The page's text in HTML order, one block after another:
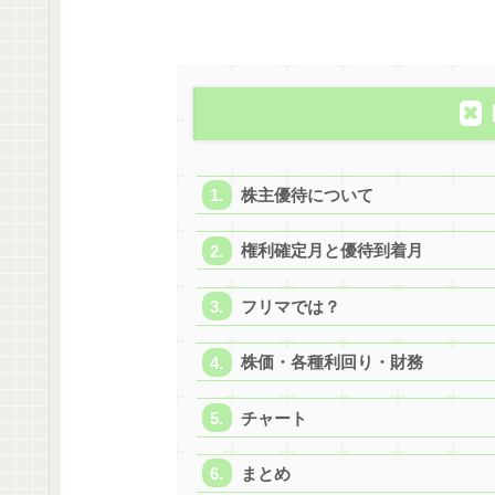
株主優待について
権利確定月と優待到着月
フリマでは？
株価・各種利回り・財務
チャート
まとめ